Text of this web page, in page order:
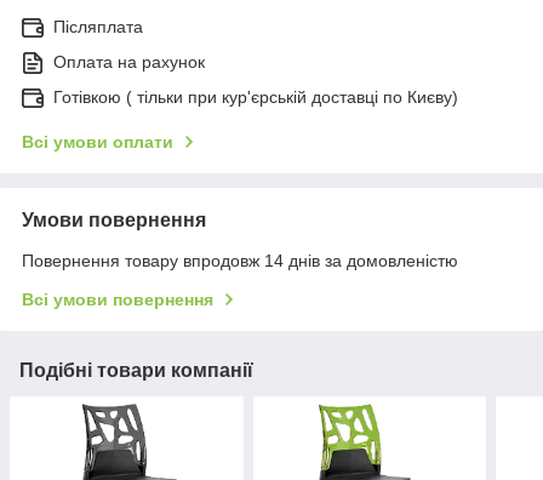
Післяплата
Оплата на рахунок
Готівкою ( тільки при кур'єрській доставці по Києву)
Всі умови оплати
Умови повернення
Повернення товару впродовж 14 днів за домовленістю
Всі умови повернення
Подібні товари компанії